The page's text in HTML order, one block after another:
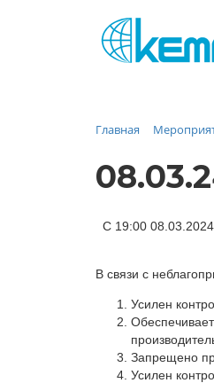
Каталог
О заводе
Контакты
Дилеры
Недвижимость
Мероприятия
Предложения к
Главная
С 19:00
В связи с
Усилен
Запрещено
Усилен